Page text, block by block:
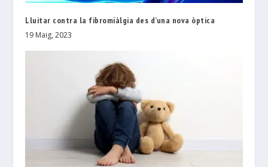
Lluitar contra la fibromiàlgia des d’una nova òptica
19 Maig, 2023